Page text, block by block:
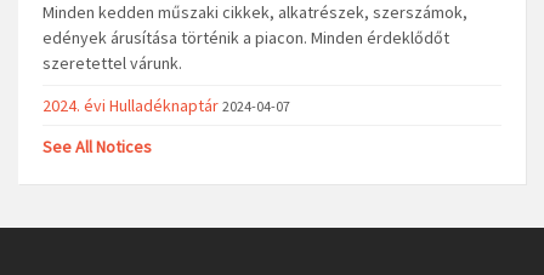
Minden kedden műszaki cikkek, alkatrészek, szerszámok,
edények árusítása történik a piacon. Minden érdeklődőt
szeretettel várunk.
2024. évi Hulladéknaptár 2024-04-07
See All Notices